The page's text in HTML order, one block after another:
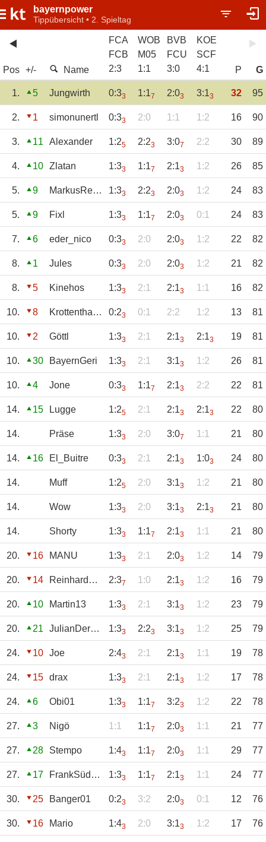
bayernpower
Tippübersicht • 2. Spieltag
Pos +/- Name
FCA
FCB
2:3
WOB
M05
1:1
BVB
FCU
3:0
KOE
SCF
4:1 P G
1. 5 Jungwirth 0:33 1:17 2:03 3:13 32 95
2. 1 simonunertl 0:33 2:0 1:1 1:2 16 90
3. 11 Alexander 1:25 2:23 3:07 2:2 30 89
4. 10 Zlatan 1:33 1:17 2:13 1:2 26 85
5. 9 MarkusReischl 1:33 2:23 2:03 1:2 24 83
5. 9 Fixl 1:33 1:17 2:03 0:1 24 83
7. 6 eder_nico 0:33 2:0 2:03 1:2 22 82
8. 1 Jules 0:33 2:0 2:03 1:2 21 82
8. 5 Kinehos 1:33 2:1 2:13 1:1 16 82
10. 8 Krottenthaler 0:23 0:1 2:2 1:2 13 81
10. 2 Göttl 1:33 2:1 2:13 2:13 19 81
10. 30 BayernGeri 1:33 2:1 3:13 1:2 26 81
10. 4 Jone 0:33 1:17 2:13 2:2 22 81
14. 15 Lugge 1:25 2:1 2:13 2:13 22 80
14. Präse 1:33 2:0 3:07 1:1 21 80
14. 16 El_Buitre 0:33 2:1 2:13 1:03 24 80
14. Muff 1:25 2:0 3:13 1:2 21 80
14. Wow 1:33 2:0 3:13 2:13 21 80
14. Shorty 1:33 1:17 2:13 1:1 21 80
20. 16 MANU 1:33 2:1 2:03 1:2 14 79
20. 14 Reinhard241 2:37 1:0 2:13 1:2 16 79
20. 10 Martin13 1:33 2:1 3:13 1:2 23 79
20. 21 JulianDersch 1:33 2:23 3:13 1:2 25 79
24. 10 Joe 2:43 2:1 2:13 1:1 19 78
24. 15 drax 1:33 2:1 2:13 1:2 17 78
24. 6 Obi01 1:33 1:17 3:23 1:2 22 78
27. 3 Nigö 1:1 1:17 2:03 1:1 21 77
27. 28 Stempo 1:43 1:17 2:03 1:1 29 77
27. 17 FrankSüdkurve 1:33 1:17 2:13 1:1 24 77
30. 25 Banger01 0:23 3:2 2:03 0:1 12 76
30. 16 Mario 1:43 2:0 3:13 1:2 17 76